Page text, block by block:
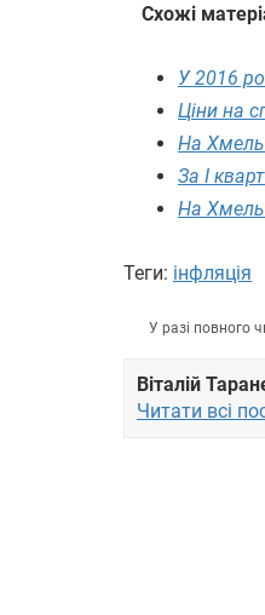
Схожі
У 2016
Ціни на
На
За I
На
Теги: інфляція
У разі повного
Віталій
Читати всі